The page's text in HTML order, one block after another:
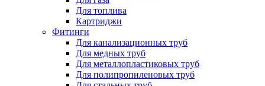
Для топлива
Картриджи
Фитинги
Для канализационных труб
Для медных труб
Для металлопластиковых труб
Для полипропиленовых труб